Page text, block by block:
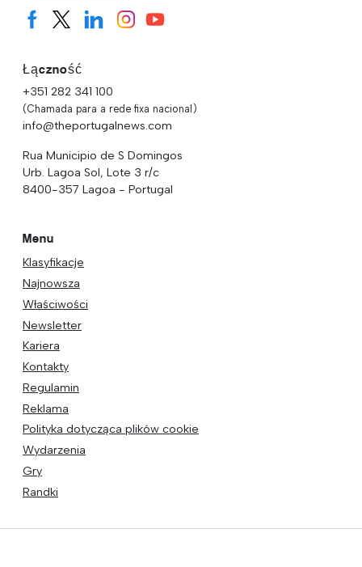
Łączność
+351 282 341 100
(Chamada para a rede fixa nacional)
info@theportugalnews.com
Rua Municipio de S Domingos
Urb. Lagoa Sol, Lote 3 r/c
8400-357 Lagoa - Portugal
Menu
Klasyfikacje
Najnowsza
Właściwości
Newsletter
Kariera
Kontakty
Regulamin
Reklama
Polityka dotycząca plików cookie
Wydarzenia
Gry
Randki